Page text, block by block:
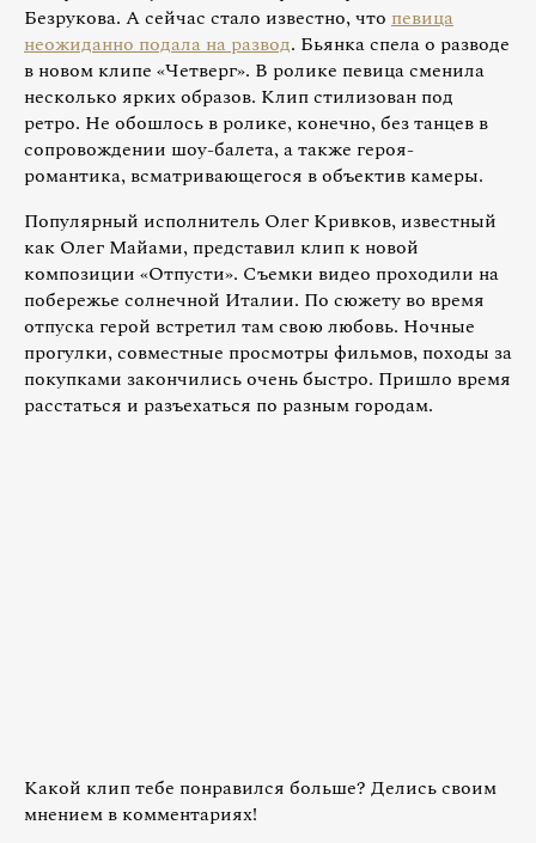
Безрукова. А сейчас стало известно, что певица
неожиданно подала на развод. Бьянка спела о разводе
в новом клипе «Четверг». В ролике певица сменила
несколько ярких образов. Клип стилизован под
ретро. Не обошлось в ролике, конечно, без танцев в
сопровождении шоу-балета, а также героя-
романтика, всматривающегося в объектив камеры.
Популярный исполнитель Олег Кривков, известный
как Олег Майами, представил клип к новой
композиции «Отпусти». Съемки видео проходили на
побережье солнечной Италии. По сюжету во время
отпуска герой встретил там свою любовь. Ночные
прогулки, совместные просмотры фильмов, походы за
покупками закончились очень быстро. Пришло время
расстаться и разъехаться по разным городам.
Какой клип тебе понравился больше? Делись своим
мнением в комментариях!